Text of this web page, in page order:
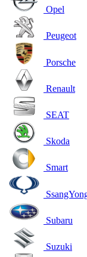
Opel
Peugeot
Porsche
Renault
SEAT
Skoda
Smart
Subaru
Suzuki